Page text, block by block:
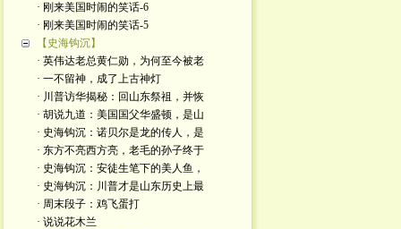
· 刚来美国时闹的笑话-6
· 刚来美国时闹的笑话-5
【史海钩沉】
· 英伟达老总黄仁勋，为何至今被老
· 一不留神，成了上古神灯
· 川普访华揭秘：回山东祭祖，并恢
· 胡说九道：美国国父华盛顿，是山
· 史海钩沉：诺贝尔是龙的传人，是
· 东方不亮西方亮，老毛的孙子终于
· 史海钩沉：安徒生笔下的美人鱼，
· 史海钩沉：川普才是山东历史上最
· 周末段子：鸡飞蛋打
· 说说花木兰